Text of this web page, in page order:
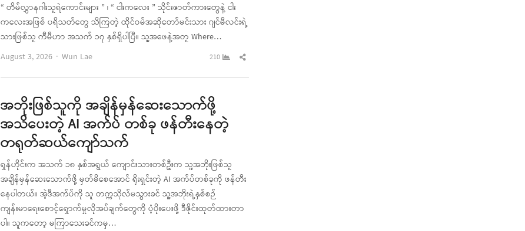
“ တိမ်လွှာနဂါးသူရဲကောင်းများ ” ၊ “ ငါးကလေး ” သိုင်းဇာတ်ကားတွေနဲ့ ငါး
ကလေးအဖြစ် ပရိသတ်တွေ သိကြတဲ့ ထိုင်ဝမ်အဆိုတော်မင်းသား ဂျင်မီလင်းရဲ့
သားဖြစ်သူ ကီမီဟာ အသက် ၁၇ နှစ်ရှိပါပြီ။ သူ့အဖေနဲ့အတူ Where…
August 3, 2026
Author
Wun Lae 210
Share
post
အဘိုးဖြစ်သူကို အချိန်မှန်ဆေးသောက်ဖို့
အသိပေးတဲ့ AI အက်ပ် တစ်ခု ဖန်တီးနေတဲ့
တရုတ်ဆယ်ကျော်သက်
ရှန်ဟိုင်းက အသက် ၁၈ နှစ်အရွယ် ကျောင်းသားတစ်ဦးက သူ့အဘိုးဖြစ်သူ
အချိန်မှန်ဆေးသောက်ဖို့ မှတ်မိစေအောင် ရိုးရှင်းတဲ့ AI အက်ပ်တစ်ခုကို ဖန်တီး
နေပါတယ်။ အဲ့ဒီအက်ပ်ကို သူ တက္ကသိုလ်မသွားခင် သူ့အဘိုးရဲ့နှစ်စဉ်
ကျန်းမာရေးစောင့်ရှောက်မှုလိုအပ်ချက်တွေကို ပံ့ပိုးပေးဖို့ ဒီဇိုင်းထုတ်ထားတာ
ပါ။ သူကတော့ မကြာသေးခင်ကမှ…